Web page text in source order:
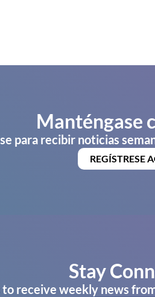
Manténgase
para recibir noticias
REGÍSTRESE
Stay
to receive weekly news